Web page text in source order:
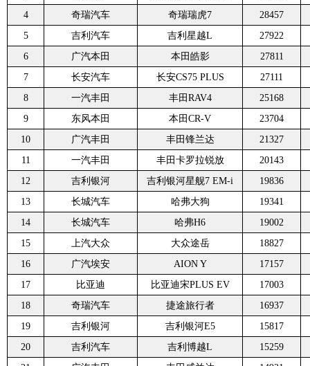
4
奇瑞汽车 奇瑞瑞虎7
28457
5
吉利汽车 吉利星越L
27922
6
广汽本田 本田皓影
27811
7
长安汽车 长安CS75 PLUS
27111
8
一汽丰田 丰田RAV4
25168
9
东风本田 本田CR-V
23704
10
广汽丰田 丰田锋兰达
21327
11
一汽丰田 丰田卡罗拉锐放
20143
12
吉利银河 吉利银河星舰7 EM-i
19836
13
长城汽车 哈弗大狗
19341
14
长城汽车 哈弗H6
19002
15
上汽大众 大众途岳
18827
16
广汽埃安 AION Y
17157
17
比亚迪 比亚迪宋PLUS EV
17003
18
奇瑞汽车 捷途旅行者
16937
19
吉利银河 吉利银河E5
15817
20
吉利汽车 吉利博越L
15259